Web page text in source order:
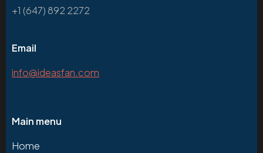
+1 (647) 892 2272
Email
info@ideasfan.com
Main menu
Home